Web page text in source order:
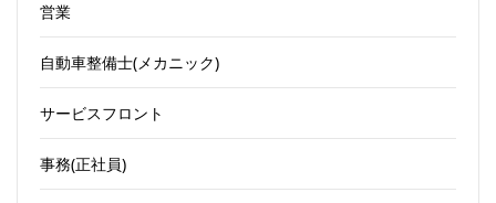
営業
自動車整備士(メカニック)
サービスフロント
事務(正社員)